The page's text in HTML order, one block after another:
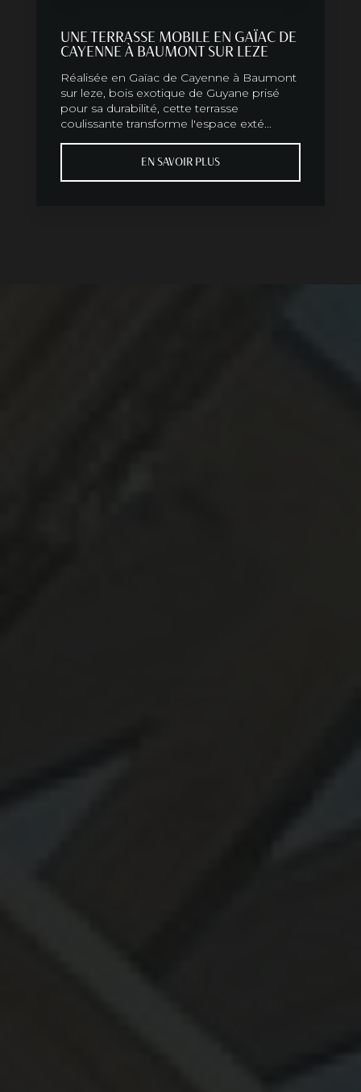
UNE TERRASSE MOBILE EN GAÏAC DE
CAYENNE À BAUMONT SUR LEZE
Réalisée en Gaïac de Cayenne à Baumont
sur leze, bois exotique de Guyane prisé
pour sa durabilité, cette terrasse
coulissante transforme l'espace exté...
EN SAVOIR PLUS